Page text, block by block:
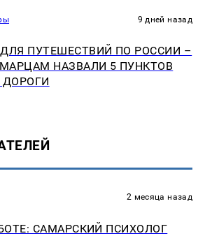
9 дней назад
ПУТЕШЕСТВИЙ ПО РОССИИ –
НАЗВАЛИ 5 ПУНКТОВ
2 месяца назад
САМАРСКИЙ ПСИХОЛОГ